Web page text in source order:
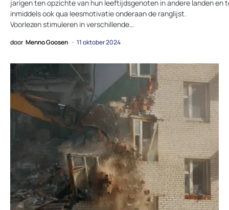
jarigen ten opzichte van hun leeftijdsgenoten in andere landen
inmiddels ook qua leesmotivatie onderaan de ranglijst.
Voorlezen stimuleren in verschillende…
door Menno Goosen 11 oktober 2024